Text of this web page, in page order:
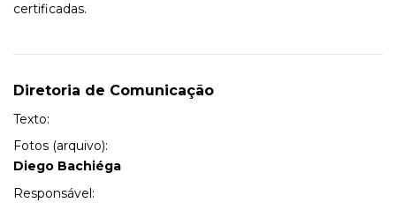
certificadas.
Diretoria de Comunicação
Texto:
Fotos (arquivo):
Diego Bachiéga
Responsável: